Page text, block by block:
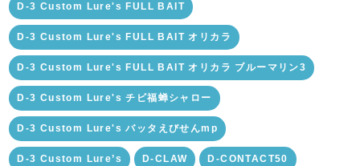
D-3 Custom Lure's FULL BAIT
D-3 Custom Lure's FULL BAIT オリカラ
D-3 Custom Lure's FULL BAIT オリカラ ブルーマリン3
D-3 Custom Lure's チビ福蝉シャロー
D-3 Custom Lure's バッタえびせんmp
D-3 Custom Lure’s D-CLAW D-CONTACT50